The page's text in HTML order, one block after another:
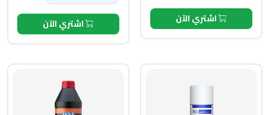
اشتري الآن
اشتري الآن